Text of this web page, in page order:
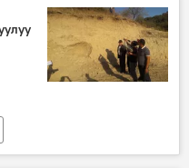
жол эрежеси